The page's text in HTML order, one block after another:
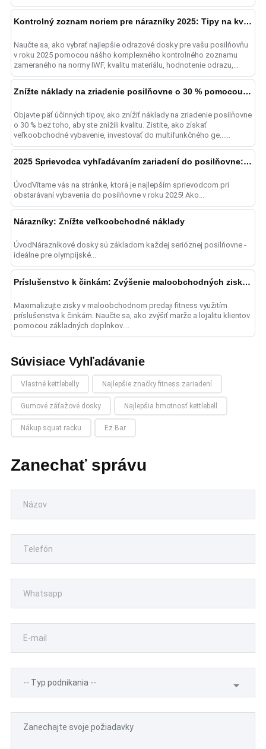
Kontrolný zoznam noriem pre nárazníky 2025: Tipy na kvalitu
Naučte sa, ako vybrať najlepšie odrazové dosky pre vašu posilňovňu
v roku 2025 pomocou nášho komplexného kontrolného zoznamu
zameraného na normy IWF, kvalitu materiálu, hodnotenie odrazu,
an......
Znížte náklady na zriadenie posilňovne o 30 % pomocou 5 hackov na vybavenie
Objavte päť účinných tipov, ako znížiť náklady na zriadenie posilňovne
o 30 % bez toho, aby ste znížili kvalitu. Zistite, ako získať
veľkoobchodné vybavenie, investovať do multifunkčného ge......
2025 Sprievodca vyhľadávaním zariadení do posilňovne: Najdôležitejšie trendy
ÚvodVítame vás na stránke, ktorá je najlepším sprievodcom pri
obstarávaní vybavenia do posilňovne v roku 2025! Ako...
Nárazníky: Znížte veľkoobchodné náklady
ÚvodNárazníkové dosky sú základom každej serióznej posilňovne -
ideálne pre olympijské...
Príslušenstvo k činkám: Zvýšenie maloobchodných ziskov
Maximalizujte zisky v maloobchodnom predaji fitness využitím
príslušenstva k činkám. Naučte sa, ako zvýšiť marže a lojalitu klientov
pomocou základných doplnkov....
Súvisiace Vyhľadávanie
Vlastné kettlebelly Najlepšie značky fitness zariadení
Gumové záťažové dosky Najlepšia hmotnosť kettlebell
Nákup squat racku Ez Bar
Zanechať správu